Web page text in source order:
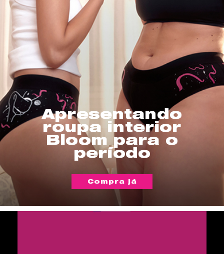
Apresentando
roupa interior
Bloom para o
período
Compra já